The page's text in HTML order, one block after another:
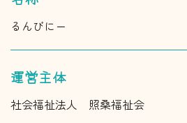
るんびにー
運営主体
社会福祉法人 照桑福祉会